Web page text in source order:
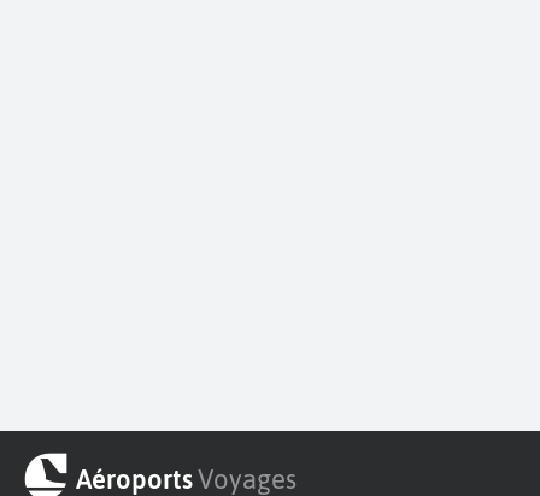
AéroportsVoyages